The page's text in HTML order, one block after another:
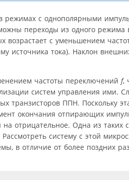
режимах с одно­полярными
переходы из одного режима
возрастает с уменьшением
тока). Наклон
частоты переключений f,
систем управления ими.
транзисторов ППН. Поскольку
окончания отпирающих
отрицательное. Одна из таких
систему с этой
в отличие от более поздних